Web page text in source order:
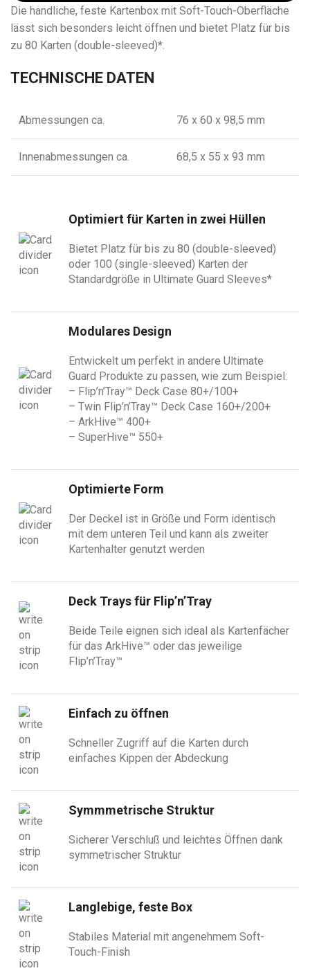
Die handliche, feste Kartenbox mit Soft-Touch-Oberfläche
lässt sich besonders leicht öffnen und bietet Platz für bis
zu 80 Karten (double-sleeved)*.
TECHNISCHE DATEN
Abmessungen ca. 76 x 60 x 98,5 mm
Innenabmessungen ca. 68,5 x 55 x 93 mm
Optimiert für Karten in zwei Hüllen
Bietet Platz für bis zu 80 (double-sleeved)
oder 100 (single-sleeved) Karten der
Standardgröße in Ultimate Guard Sleeves*
Modulares Design
Entwickelt um perfekt in andere Ultimate
Guard Produkte zu passen, wie zum Beispiel:
– Flip’n’Tray™ Deck Case 80+/100+
– Twin Flip’n’Tray™ Deck Case 160+/200+
– ArkHive™ 400+
– SuperHive™ 550+
Optimierte Form
Der Deckel ist in Größe und Form identisch
mit dem unteren Teil und kann als zweiter
Kartenhalter genutzt werden
Deck Trays für Flip’n’Tray
Beide Teile eignen sich ideal als Kartenfächer
für das ArkHive™ oder das jeweilige
Flip’n’Tray™
Einfach zu öffnen
Schneller Zugriff auf die Karten durch
einfaches Kippen der Abdeckung
Symmmetrische Struktur
Sicherer Verschluß und leichtes Öffnen dank
symmetrischer Struktur
Langlebige, feste Box
Stabiles Material mit angenehmem Soft-
Touch-Finish